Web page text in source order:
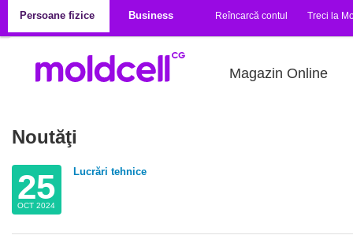
Persoane fizice
Business Reîncarcă contul Treci la
Magazin Online
Noutăţi
25
OCT 2024
Lucrări tehnice